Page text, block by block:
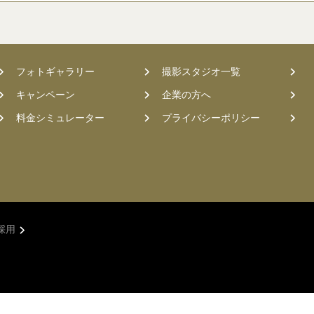
フォトギャラリー 撮影スタジオ一覧
キャンペーン 企業の方へ
料金シミュレーター プライバシーポリシー
用